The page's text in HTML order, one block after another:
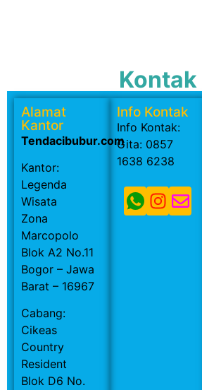
Kontak
Alamat
Kantor
Tendacibubur.com
Kantor:
Legenda
Wisata
Zona
Marcopolo
Blok A2 No.11
Bogor – Jawa
Barat – 16967
Cabang:
Cikeas
Country
Resident
Blok D6 No.
Info Kontak
Info Kontak:
Gita: 0857
1638 6238